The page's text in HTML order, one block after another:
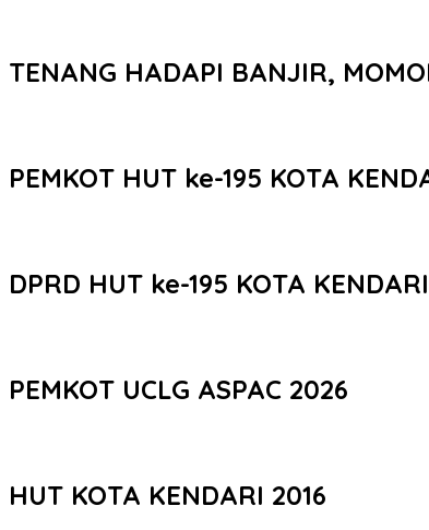
TENANG HADAPI BANJIR,
PEMKOT HUT ke-195 KOTA
DPRD HUT ke-195 KOTA KENDARI
PEMKOT UCLG ASPAC 2026
HUT KOTA KENDARI 2016